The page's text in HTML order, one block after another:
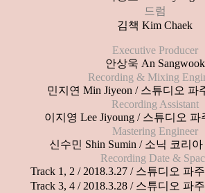
드럼
김책 Kim Chaek
Executive Producer
안상욱 An Sangwook
Recording & Mixing
민지연 Min Jiyeon / 스튜디오 파
Recording Assistant
이지영 Lee Jiyoung / 스튜디오 파
Mastering Engineer
신수민 Shin Sumin / 소닉 코리아
Recording Date &
Track 1, 2 / 2018.3.27 / 스튜디오 파
Track 3, 4 / 2018.3.28 / 스튜디오 파